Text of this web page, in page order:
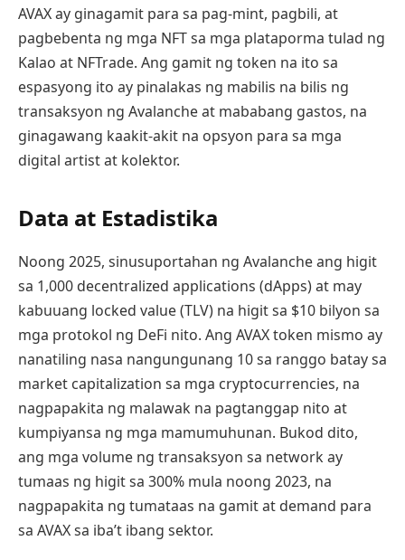
AVAX ay ginagamit para sa pag-mint, pagbili, at
pagbebenta ng mga NFT sa mga plataporma tulad ng
Kalao at NFTrade. Ang gamit ng token na ito sa
espasyong ito ay pinalakas ng mabilis na bilis ng
transaksyon ng Avalanche at mababang gastos, na
ginagawang kaakit-akit na opsyon para sa mga
digital artist at kolektor.
Data at Estadistika
Noong 2025, sinusuportahan ng Avalanche ang higit
sa 1,000 decentralized applications (dApps) at may
kabuuang locked value (TLV) na higit sa $10 bilyon sa
mga protokol ng DeFi nito. Ang AVAX token mismo ay
nanatiling nasa nangungunang 10 sa ranggo batay sa
market capitalization sa mga cryptocurrencies, na
nagpapakita ng malawak na pagtanggap nito at
kumpiyansa ng mga mamumuhunan. Bukod dito,
ang mga volume ng transaksyon sa network ay
tumaas ng higit sa 300% mula noong 2023, na
nagpapakita ng tumataas na gamit at demand para
sa AVAX sa iba’t ibang sektor.